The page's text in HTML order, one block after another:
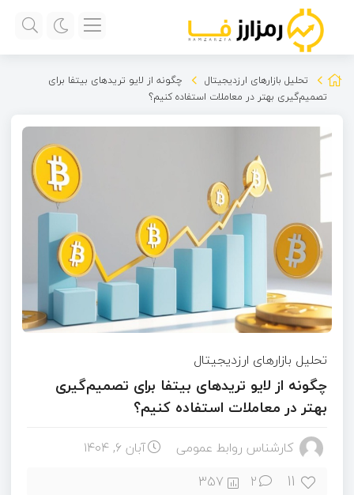
تحلیل بازارهای ارزدیجیتال
چگونه از لایو تریدهای بیتفا برای
تصمیم‌گیری بهتر در معاملات استفاده کنیم؟
تحلیل بازارهای ارزدیجیتال
چگونه از لایو تریدهای بیتفا برای تصمیم‌گیری
بهتر در معاملات استفاده کنیم؟
کارشناس روابط عمومی آبان ۶, ۱۴۰۴
11
2
357